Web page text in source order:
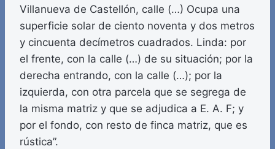
Villanueva de Castellón, calle (…) Ocupa una
superficie solar de ciento noventa y dos metros
y cincuenta decímetros cuadrados. Linda: por
el frente, con la calle (…) de su situación; por la
derecha entrando, con la calle (…); por la
izquierda, con otra parcela que se segrega de
la misma matriz y que se adjudica a E. A. F; y
por el fondo, con resto de finca matriz, que es
rústica”.